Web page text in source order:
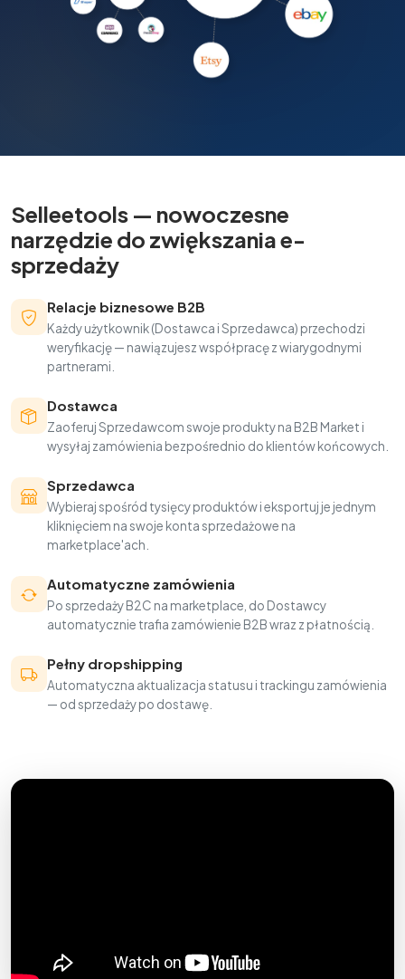
Selleetools — nowoczesne
narzędzie do zwiększania e-
sprzedaży
Relacje biznesowe B2B
Każdy użytkownik (Dostawca i Sprzedawca) przechodzi
weryfikację — nawiązujesz współpracę z wiarygodnymi
partnerami.
Dostawca
Zaoferuj Sprzedawcom swoje produkty na B2B Market i
wysyłaj zamówienia bezpośrednio do klientów końcowych.
Sprzedawca
Wybieraj spośród tysięcy produktów i eksportuj je jednym
kliknięciem na swoje konta sprzedażowe na
marketplace'ach.
Automatyczne zamówienia
Po sprzedaży B2C na marketplace, do Dostawcy
automatycznie trafia zamówienie B2B wraz z płatnością.
Pełny dropshipping
Automatyczna aktualizacja statusu i trackingu zamówienia
— od sprzedaży po dostawę.